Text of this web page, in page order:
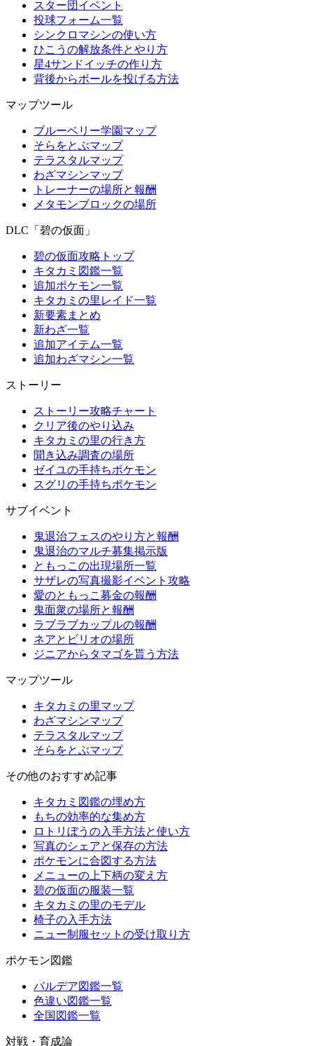
スター団イベント
投球フォーム一覧
シンクロマシンの使い方
ひこうの解放条件とやり方
星4サンドイッチの作り方
背後からボールを投げる方法
マップツール
ブルーベリー学園マップ
そらをとぶマップ
テラスタルマップ
わざマシンマップ
トレーナーの場所と報酬
メタモンブロックの場所
DLC「碧の仮面」
碧の仮面攻略トップ
キタカミ図鑑一覧
追加ポケモン一覧
キタカミの里レイド一覧
新要素まとめ
新わざ一覧
追加アイテム一覧
追加わざマシン一覧
ストーリー
ストーリー攻略チャート
クリア後のやり込み
キタカミの里の行き方
聞き込み調査の場所
ゼイユの手持ちポケモン
スグリの手持ちポケモン
サブイベント
鬼退治フェスのやり方と報酬
鬼退治のマルチ募集掲示版
ともっこの出現場所一覧
サザレの写真撮影イベント攻略
愛のともっこ募金の報酬
鬼面衆の場所と報酬
ラブラブカップルの報酬
ネアとビリオの場所
ジニアからタマゴを貰う方法
マップツール
キタカミの里マップ
わざマシンマップ
テラスタルマップ
そらをとぶマップ
その他のおすすめ記事
キタカミ図鑑の埋め方
もちの効率的な集め方
ロトリぼうの入手方法と使い方
写真のシェアと保存の方法
ポケモンに合図する方法
メニューの上下柄の変え方
碧の仮面の服装一覧
キタカミの里のモデル
椅子の入手方法
ニュー制服セットの受け取り方
ポケモン図鑑
パルデア図鑑一覧
色違い図鑑一覧
全国図鑑一覧
対戦・育成論